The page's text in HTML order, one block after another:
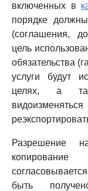
включенных в
порядке
(соглашения,
цель
обязательства
услуги будут
целях, а
Разрешение
быть